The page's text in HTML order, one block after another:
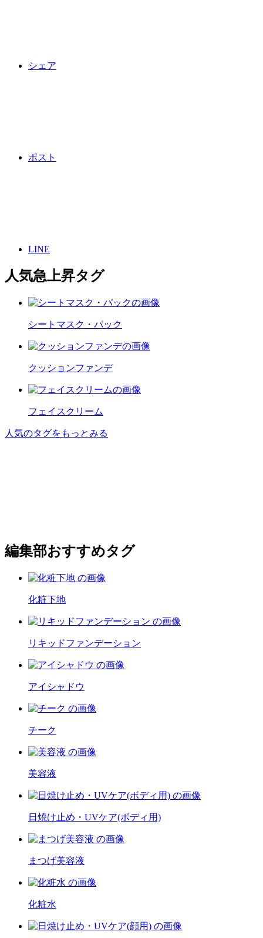
シェア
ポスト
LINE
人気急上昇タグ
シートマスク・パック
クッションファンデ
フェイスクリーム
人気のタグをもっとみる
編集部おすすめタグ
化粧下地
リキッドファンデーション
アイシャドウ
チーク
美容液
日焼け止め・UVケア(ボディ用)
まつげ美容液
化粧水